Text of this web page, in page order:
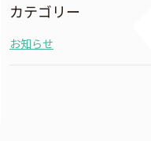
カテゴリー
お知らせ